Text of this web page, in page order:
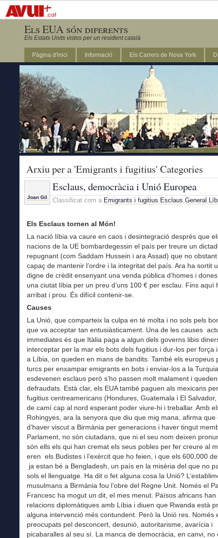
Els EUA són diferents
Els Estats Units vistos per un resident català
Pàgina d'inici Informació Els Carrers de Nova York
Arxiu per a 'Emigrants i fugitius' Categories
Joan Gil
Esclaus, democràcia i Unió Europea
Classificat com a Emigrants i fugitius, Esclaus,General ,
Els Esclaus tornen al Món!
La nació líbia va caure en caos i desintegració després que
nacions de la UE bombardegessin el país per treure un
repugnant (com Saddam Hussein i ara Assad) que no obstant
capaç de mantenir l’ordre i la integritat del país. Ara ha sortit
digne de crèdit ensenyant una venda pública d’homes i
una ciutat líbia per un preu d’uns 100 € per esclau. Fins aquí
arribat i prou. És difícil contenir-se.
Causes
La Unió, que comparteix la culpa en té molta i no sols pels
que va acceptar tan entusiàsticament. Una de les causes
immediates és que Itàlia paga a algun dels governs libis
interceptar per la mar els bots dels fugitius i dur-los per força
a Líbia, on queden en mans de bandits. També els europeus
turcs per enxampar emigrants en bots i enviar-los a la
esdevenen esclaus però s’ho passen molt malament i queden
defraudats. Està clar, els EUA també paguen als mexicans
fugitius centreamericans (Hondures, Guatemala i El
de camí cap al nord esperant poder viure-hi i treballar. Amb
Rohingyes, ara la senyora que diu que mig mana, afirma que
d’haver viscut a Birmània per generacions i haver tingut
Parlament, no són ciutadans, que ni el seu nom deixen
són ells els qui han cremat els seus pobles per fer creure al
eren els Budistes i l’exèrcit que ho feien, i que els 600,000
ja estan bé a Bengladesh, un país en la misèria del que no
sols el llenguatge. Ha dit o fet alguna cosa la Unió?
musulmans a Birmània fou l’obre del Regne Unit. Només el
Francesc ha mogut un dit, el mes menut. Països africans han
relacions diplomàtiques amb Líbia i diuen que Rwanda està
alguna intervenció més contundent. Però la Unió res. Només
preocupats pel desconcert, desunió, autoritarisme, avarícia i
picabaralles al seu sí. La manca de democràcia, en canvi, no